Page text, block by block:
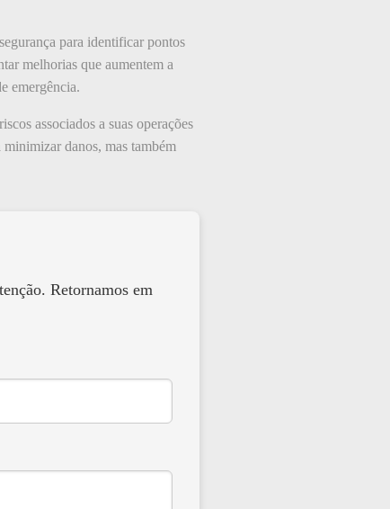
para identificar pontos
melhorias que aumentem a
emergência.
associados a suas operações
minimizar danos, mas também
Retornamos em